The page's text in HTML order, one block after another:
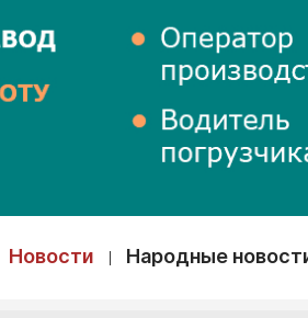
Новости Народные